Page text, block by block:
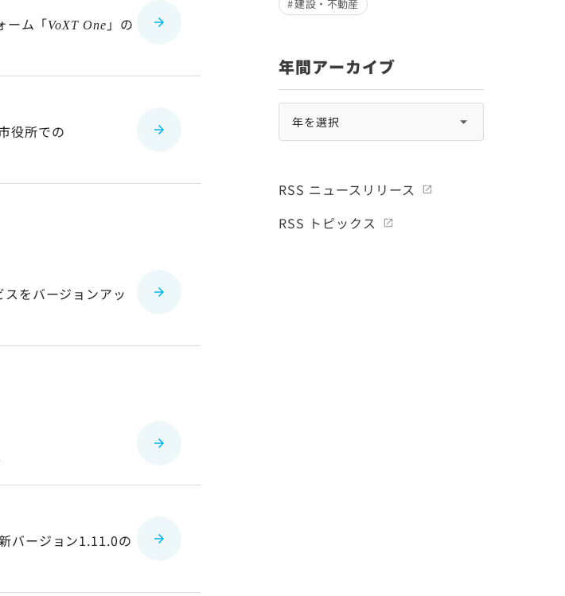
ーム「VoXT One 」の
役所での
スをバージョンアッ
バージョン1.11.0の
建設・不動産
年間アーカイブ
RSS ニュースリリース
RSS トピックス